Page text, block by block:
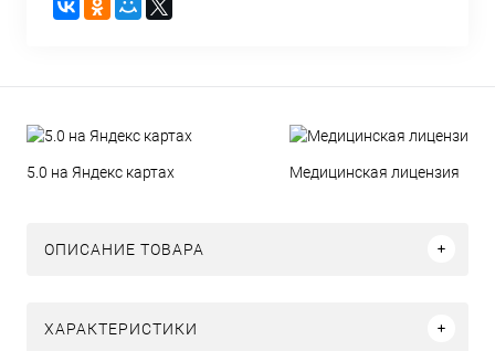
5.0 на Яндекс картах Медицинская лицензия
ОПИСАНИЕ ТОВАРА
ХАРАКТЕРИСТИКИ